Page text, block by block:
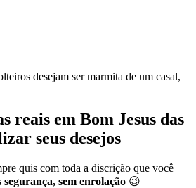
desejam ser marmita de um casal,
reais em Bom Jesus das
seus desejos
quis com toda a discrição que você
sem enrolação 😉